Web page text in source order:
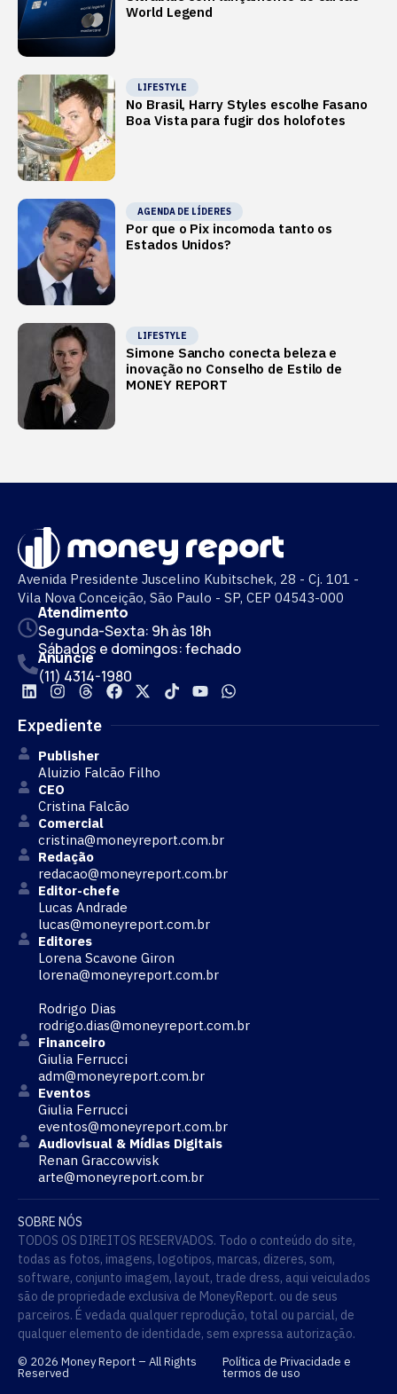
World Legend
LIFESTYLE
No Brasil, Harry Styles escolhe Fasano
Boa Vista para fugir dos holofotes
AGENDA DE LÍDERES
Por que o Pix incomoda tanto os
Estados Unidos?
LIFESTYLE
Simone Sancho conecta beleza e
inovação no Conselho de Estilo de
MONEY REPORT
Avenida Presidente Juscelino Kubitschek, 28 - Cj. 101 -
Vila Nova Conceição, São Paulo - SP, CEP 04543-000
Atendimento
Segunda-Sexta: 9h às 18h
Sábados e domingos: fechado
Anuncie
(11) 4314-1980
Expediente
Publisher
Aluizio Falcão Filho
CEO
Cristina Falcão
Comercial
cristina@moneyreport.com.br
Redação
redacao@moneyreport.com.br
Editor-chefe
Lucas Andrade
lucas@moneyreport.com.br
Editores
Lorena Scavone Giron
lorena@moneyreport.com.br
Rodrigo Dias
rodrigo.dias@moneyreport.com.br
Financeiro
Giulia Ferrucci
adm@moneyreport.com.br
Eventos
Giulia Ferrucci
eventos@moneyreport.com.br
Audiovisual & Mídias Digitais
Renan Graccowvisk
arte@moneyreport.com.br
SOBRE NÓS
TODOS OS DIREITOS RESERVADOS. Todo o conteúdo do site,
todas as fotos, imagens, logotipos, marcas, dizeres, som,
software, conjunto imagem, layout, trade dress, aqui veiculados
são de propriedade exclusiva de MoneyReport. ou de seus
parceiros. É vedada qualquer reprodução, total ou parcial, de
qualquer elemento de identidade, sem expressa autorização.
© 2026 Money Report – All Rights
Reserved
Política de Privacidade e
termos de uso